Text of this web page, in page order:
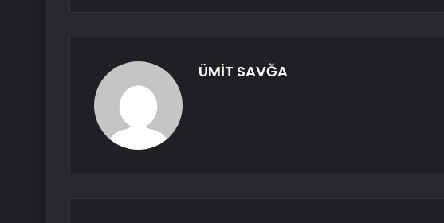
ÜMİT SAVĞA